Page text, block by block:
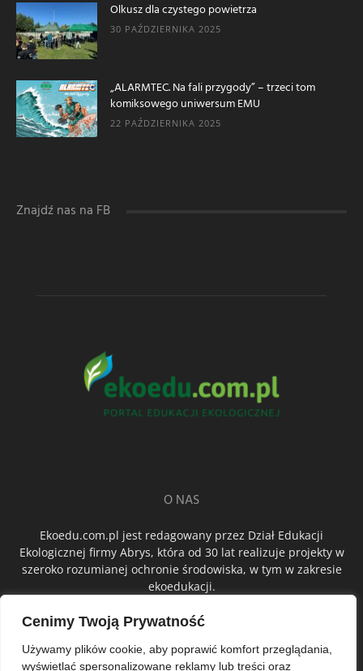
Cenimy Twoją Prywatność
Używamy plików cookie, aby poprawić komfort przeglądania,
wyświetlać spersonalizowane reklamy lub treści oraz
Olkusz dla czystego powietrza
30 PAŹDZIERNIKA 2025
„ALARMTEC. Na fali przygody” – trzeci tom
komiksowego uniwersum EMU
22 PAŹDZIERNIKA 2025
Znajdź nas na FB
O NAS
Ekoedu.com.pl jest redagowany przez Dział Edukacji
Ekologicznej firmy Abrys, która od 30 lat realizuje projekty w
szeroko rozumianej ochronie środowiska, w tym w zakresie
ekoedukacji.
ŚLEDŹ NAS